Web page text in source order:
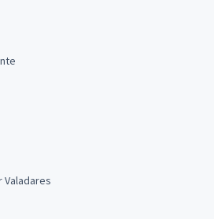
Valadares